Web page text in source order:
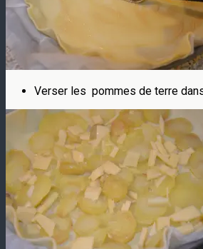
Verser les pommes de terre